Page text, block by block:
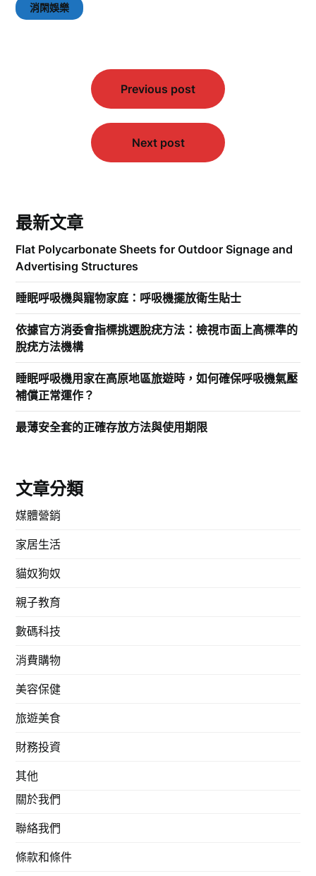
消閑娛樂
Previous post
Next post
最新文章
Flat Polycarbonate Sheets for Outdoor Signage and
Advertising Structures
睡眠呼吸機與寵物家庭：呼吸機擺放衛生貼士
依據官方消委會指標挑選脫疣方法：檢視市面上高標準的
脫疣方法機構
睡眠呼吸機用家在高原地區旅遊時，如何確保呼吸機氣壓
補償正常運作？
最薄安全套的正確存放方法與使用期限
文章分類
媒體營銷
家居生活
貓奴狗奴
親子教育
數碼科技
消費購物
美容保健
旅遊美食
財務投資
其他
關於我們
聯絡我們
條款和條件